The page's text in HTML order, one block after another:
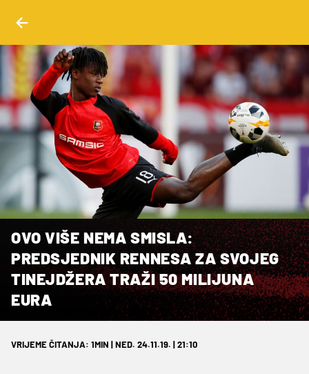
OVO VIŠE NEMA SMISLA:
PREDSJEDNIK RENNESA ZA SVOJEG
TINEJDŽERA TRAŽI 50 MILIJUNA
EURA
VRIJEME ČITANJA: 1MIN | NED. 24.11.19. | 21:10